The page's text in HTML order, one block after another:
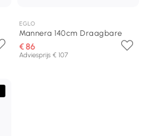
EGLO
Mannera 140cm Draagbare
€ 86
Adviesprijs € 107